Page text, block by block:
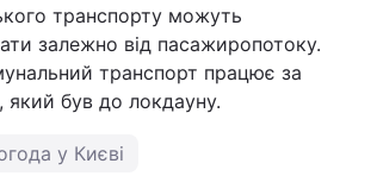
транспорту можуть
залежно від пасажиропотоку.
транспорт працює за
який був до локдауну.
у Києві